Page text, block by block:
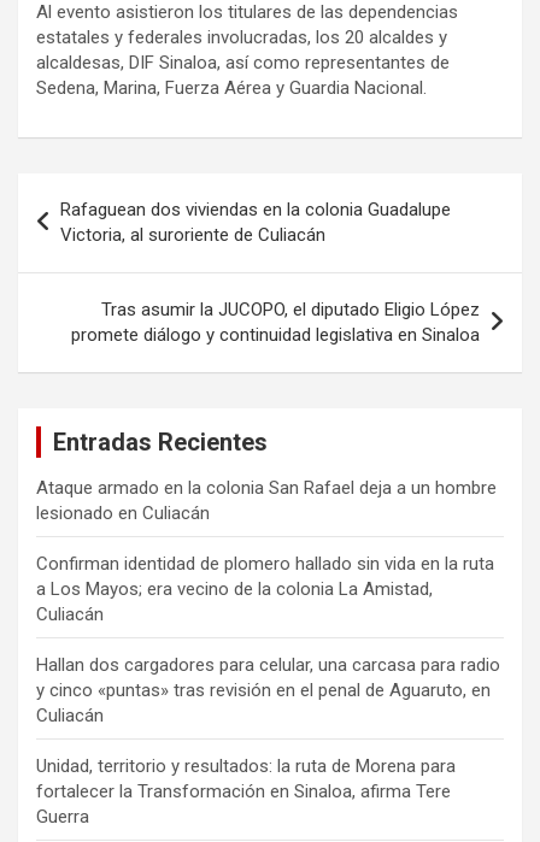
Al evento asistieron los titulares de las dependencias
estatales y federales involucradas, los 20 alcaldes y
alcaldesas, DIF Sinaloa, así como representantes de
Sedena, Marina, Fuerza Aérea y Guardia Nacional.
de
entradas
Rafaguean dos viviendas en la colonia Guadalupe
Victoria, al suroriente de Culiacán
Tras asumir la JUCOPO, el diputado Eligio López
promete diálogo y continuidad legislativa en Sinaloa
Entradas Recientes
Ataque armado en la colonia San Rafael deja a un hombre
lesionado en Culiacán
Confirman identidad de plomero hallado sin vida en la ruta
a Los Mayos; era vecino de la colonia La Amistad,
Culiacán
Hallan dos cargadores para celular, una carcasa para radio
y cinco «puntas» tras revisión en el penal de Aguaruto, en
Culiacán
Unidad, territorio y resultados: la ruta de Morena para
fortalecer la Transformación en Sinaloa, afirma Tere
Guerra